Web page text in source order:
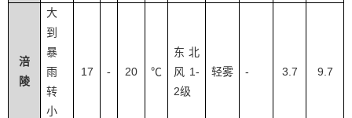
涪
陵
大
到
暴
雨
转
小
17 - 20 ℃
东北
风 1-
2级
轻雾 - 3.7 9.7